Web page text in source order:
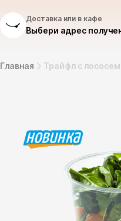
Доставка или в кафе
Выбери адрес
Главная Трайфл с лососем